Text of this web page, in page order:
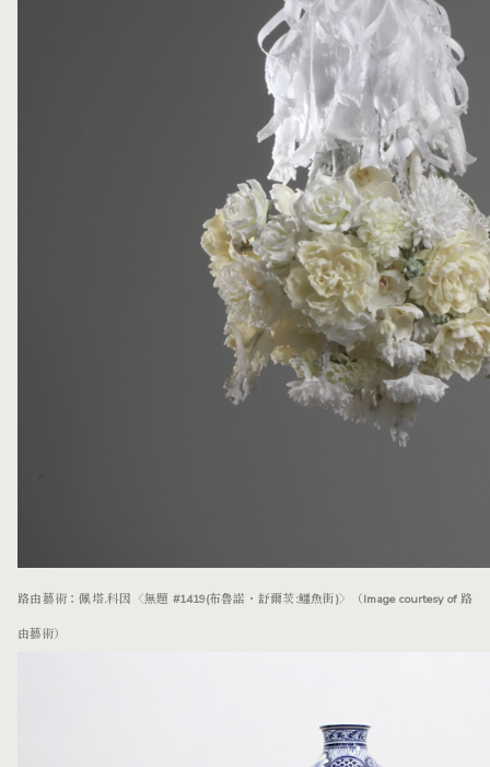
路由藝術：佩塔.科因〈無題 #1419(布魯諾・舒爾茨:鱷魚街)〉 （Image courtesy of 路
由藝術）